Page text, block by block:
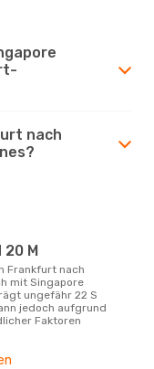
nach
20 M
mit Singapore
ungefähr 22 S
jedoch aufgrund
Faktoren